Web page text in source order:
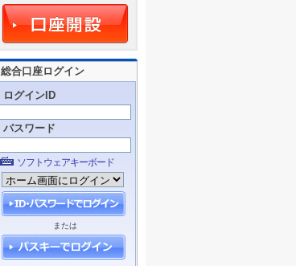
総合口座ログイン
ログインID
パスワード
ソフトウェアキーボード
または